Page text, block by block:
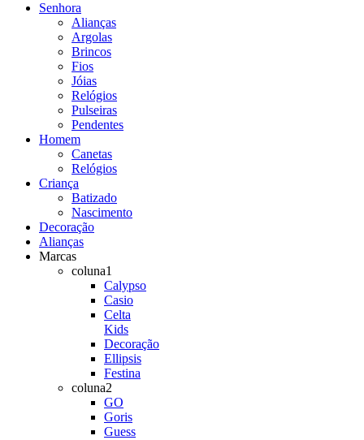
Senhora
Alianças
Argolas
Brincos
Fios
Jóias
Relógios
Pulseiras
Pendentes
Homem
Canetas
Relógios
Criança
Batizado
Nascimento
Decoração
Alianças
Marcas
coluna1
Calypso
Casio
Celta
Kids
Decoração
Ellipsis
Festina
coluna2
GO
Goris
Guess